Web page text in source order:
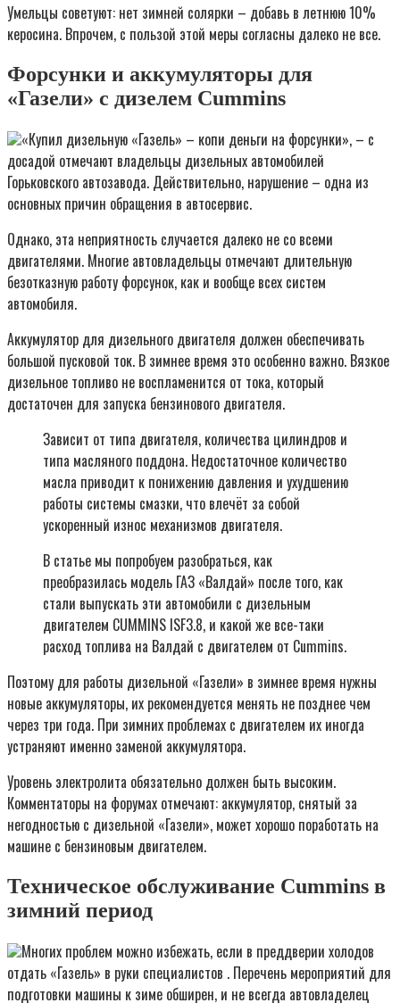
Умельцы советуют: нет зимней солярки – добавь в летнюю 10%
керосина. Впрочем, с пользой этой меры согласны далеко не все.
Форсунки и аккумуляторы для
«Газели» с дизелем Cummins
«Купил дизельную «Газель» – копи деньги на форсунки», – с
досадой отмечают владельцы дизельных автомобилей
Горьковского автозавода. Действительно, нарушение – одна из
основных причин обращения в автосервис.
Однако, эта неприятность случается далеко не со всеми
двигателями. Многие автовладельцы отмечают длительную
безотказную работу форсунок, как и вообще всех систем
автомобиля.
Аккумулятор для дизельного двигателя должен обеспечивать
большой пусковой ток. В зимнее время это особенно важно. Вязкое
дизельное топливо не воспламенится от тока, который
достаточен для запуска бензинового двигателя.
Зависит от типа двигателя, количества цилиндров и
типа масляного поддона. Недостаточное количество
масла приводит к понижению давления и ухудшению
работы системы смазки, что влечёт за собой
ускоренный износ механизмов двигателя.
В статье мы попробуем разобраться, как
преобразилась модель ГАЗ «Валдай» после того, как
стали выпускать эти автомобили с дизельным
двигателем CUMMINS ISF3.8, и какой же все-таки
расход топлива на Валдай с двигателем от Cummins.
Поэтому для работы дизельной «Газели» в зимнее время нужны
новые аккумуляторы, их рекомендуется менять не позднее чем
через три года. При зимних проблемах с двигателем их иногда
устраняют именно заменой аккумулятора.
Уровень электролита обязательно должен быть высоким.
Комментаторы на форумах отмечают: аккумулятор, снятый за
негодностью с дизельной «Газели», может хорошо поработать на
машине с бензиновым двигателем.
Техническое обслуживание Cummins в
зимний период
Многих проблем можно избежать, если в преддверии холодов
отдать «Газель» в руки специалистов . Перечень мероприятий для
подготовки машины к зиме обширен, и не всегда автовладелец